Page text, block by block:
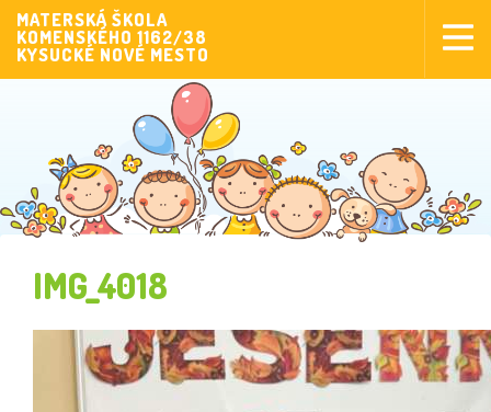
Aktivity pre deti
Fotogaléria
Naša škola
Prijímanie detí
Dokumenty
MATERSKÁ ŠKOLA
KOMENSKÉHO 1162/38
KYSUCKÉ NOVÉ MESTO
IMG_4018